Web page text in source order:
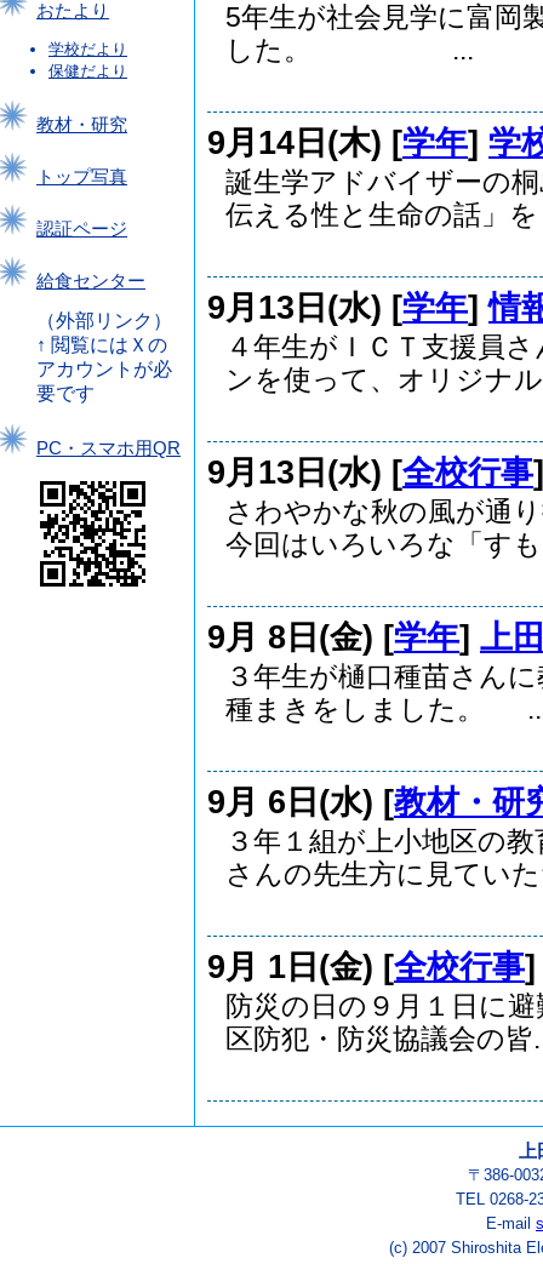
おたより
学校だより
保健だより
教材・研究
トップ写真
認証ページ
給食センター
（外部リンク）
↑ 閲覧にはＸの
アカウントが必
要です
PC・スマホ用QR
5年生が社会見学に富岡
した。 ...
9月14日(木) [学年] 学
誕生学アドバイザーの
伝える性と生命の話」
9月13日(水) [学年]情
４年生がＩＣＴ支援員
ンを使って、オリジナ
9月13日(水) [全校行事
さわやかな秋の風が通
今回はいろいろな「す
9月 8日(金) [学年] 上
３年生が樋口種苗さん
種まきをしました。
9月 6日(水) [教材・研
３年１組が上小地区の
さんの先生方に見てい
9月 1日(金) [全校行事
防災の日の９月１日に
区防犯・防災協議会の皆
〒386-
TEL 0268-
E-mail
(c) 2007 Shiroshita